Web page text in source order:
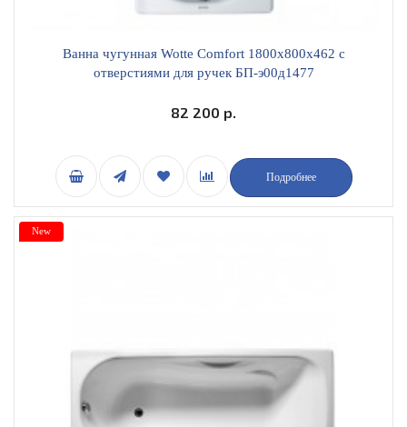
Ванна чугунная Wotte Comfort 1800х800х462 c
отверстиями для ручек БП-э00д1477
82 200 р.
Подробнее
New